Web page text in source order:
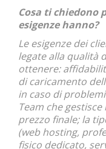
Cosa ti chiedono
esigenze hanno?
Le esigenze dei
legate alla qualità
ottenere:
di caricamento
in caso di
Team che
prezzo finale; la
(web hosting,
fisico dedicato,